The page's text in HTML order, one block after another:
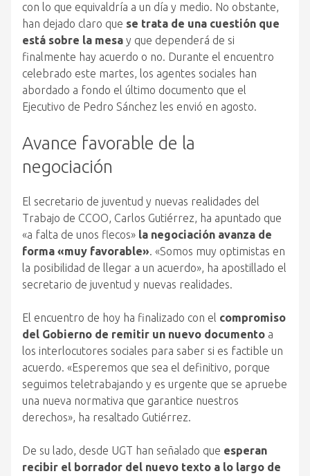
con lo que equivaldría a un día y medio. No obstante,
han dejado claro que se trata de una cuestión que
está sobre la mesa y que dependerá de si
finalmente hay acuerdo o no. Durante el encuentro
celebrado este martes, los agentes sociales han
abordado a fondo el último documento que el
Ejecutivo de Pedro Sánchez les envió en agosto.
Avance favorable de la
negociación
El secretario de juventud y nuevas realidades del
Trabajo de CCOO, Carlos Gutiérrez, ha apuntado que
«a falta de unos flecos» la negociación avanza de
forma «muy favorable». «Somos muy optimistas en
la posibilidad de llegar a un acuerdo», ha apostillado el
secretario de juventud y nuevas realidades.
El encuentro de hoy ha finalizado con el compromiso
del Gobierno de remitir un nuevo documento a
los interlocutores sociales para saber si es factible un
acuerdo. «Esperemos que sea el definitivo, porque
seguimos teletrabajando y es urgente que se apruebe
una nueva normativa que garantice nuestros
derechos», ha resaltado Gutiérrez.
De su lado, desde UGT han señalado que esperan
recibir el borrador del nuevo texto a lo largo de